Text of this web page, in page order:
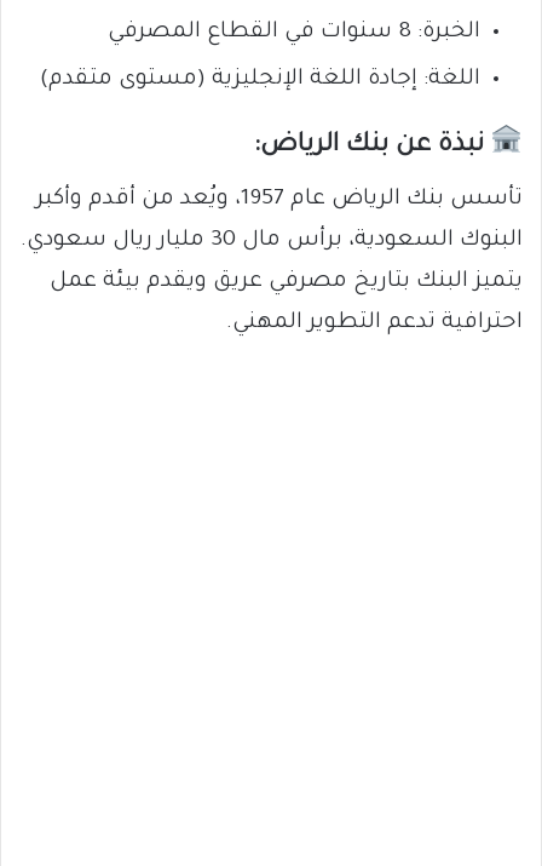
الخبرة: 8 سنوات في القطاع المصرفي
اللغة: إجادة اللغة الإنجليزية (مستوى متقدم)
نبذة عن بنك الرياض:
تأسس بنك الرياض عام 1957، ويُعد من أقدم وأكبر
البنوك السعودية، برأس مال 30 مليار ريال سعودي.
يتميز البنك بتاريخ مصرفي عريق ويقدم بيئة عمل
احترافية تدعم التطوير المهني.